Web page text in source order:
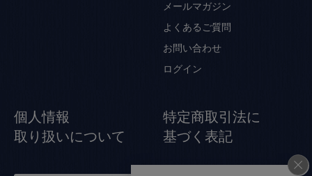
メールマガジン
よくあるご質問
お問い合わせ
ログイン
個人情報
取り扱いについて
特定商取引法に
基づく表記